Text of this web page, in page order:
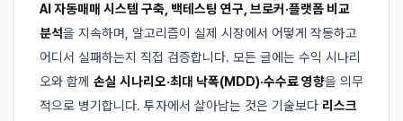
AI 자동매매 시스템 구축, 백테스팅 연구, 브로커·플랫폼 비교
분석을 지속하며, 알고리즘이 실제 시장에서 어떻게 작동하고
어디서 실패하는지 직접 검증합니다. 모든 글에는 수익 시나리
오와 함께 손실 시나리오·최대 낙폭(MDD)·수수료 영향을 의무
적으로 병기합니다. 투자에서 살아남는 것은 기술보다 리스크